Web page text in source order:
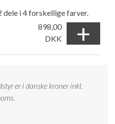
i 4 forskellige farver.
898,00
DKK
+
er i danske kroner inkl.